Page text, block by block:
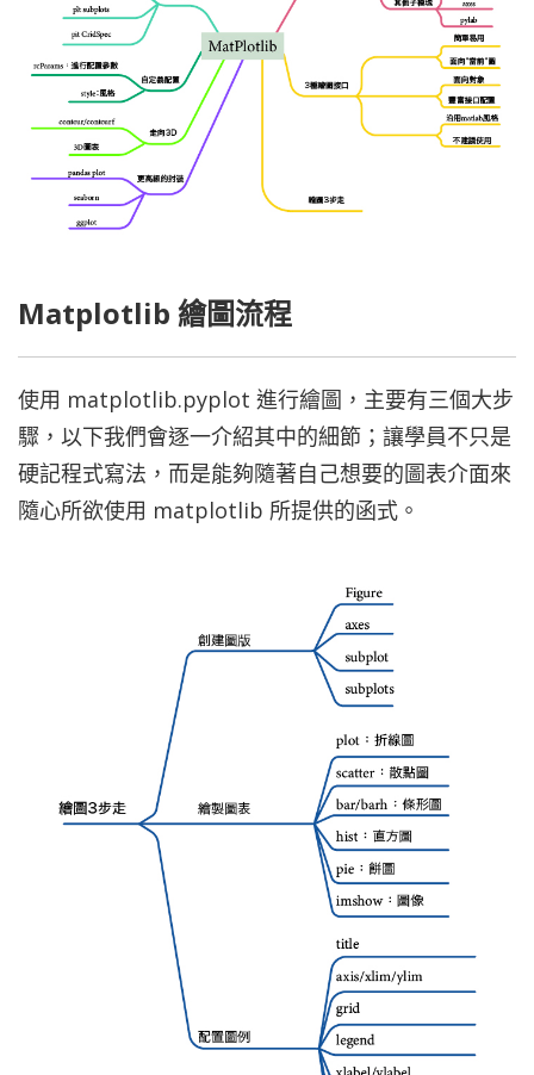
Matplotlib 繪圖流程
使用 matplotlib.pyplot 進行繪圖，主要有三個大步
驟，以下我們會逐一介紹其中的細節；讓學員不只是
硬記程式寫法，而是能夠隨著自己想要的圖表介面來
隨心所欲使用 matplotlib 所提供的函式。